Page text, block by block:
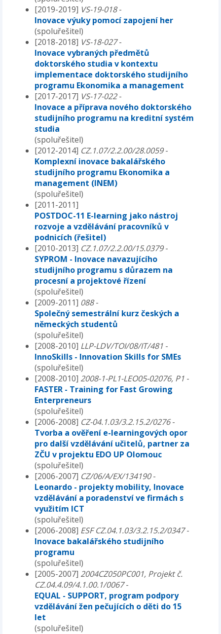
[2019-2019] VS-19-018-
Inovace výuky pomocí zapojení her
(spoluřešitel)
[2018-2018] VS-18-027-
Inovace vybraných předmětů
doktorského studia v kontextu
implementace doktorského studijního
programu Ekonomika a management
[2017-2017] VS-17-022-
Inovace a příprava nového doktorského
studijního programu na kreditní systém
studia
(spoluřešitel)
[2012-2014] CZ.1.07/2.2.00/28.0059-
Komplexní inovace bakalářského
studijního programu Ekonomika a
management (INEM)
(spoluřešitel)
[2011-2011]
POSTDOC-11 E-learning jako nástroj
rozvoje a vzdělávání pracovníků v
podnicích (řešitel)
[2010-2013] CZ.1.07/2.2.00/15.0379-
SYPROM - Inovace navazujícího
studijního programu s důrazem na
procesní a projektové řízení
(spoluřešitel)
[2009-2011] 088-
Společný semestrální kurz českých a
německých studentů
(spoluřešitel)
[2008-2010] LLP-LDV/TOI/08/IT/481 -
InnoSkills - Innovation Skills for SMEs
(spoluřešitel)
[2008-2010] 2008-1-PL1-LEO05-02076, P1 -
FASTER - Training for Fast Growing
Enterpreneurs
(spoluřešitel)
[2006-2008] CZ-04.1.03/3.2.15.2/0276-
Tvorba a ověření e-learningových opor
pro další vzdělávání učitelů, partner za
ZČU v projektu EDO UP Olomouc
(spoluřešitel)
[2006-2007] CZ/06/A/EX/134190-
Leonardo - projekty mobility, Inovace
vzdělávání a poradenství ve firmách s
využitím ICT
(spoluřešitel)
[2006-2008] ESF CZ.04.1.03/3.2.15.2/0347-
Inovace bakalářského studijního
programu
(spoluřešitel)
[2005-2007] 2004CZ050PC001, Projekt č.
CZ.04.4.09/4.1.00.1/0067-
EQUAL - SUPPORT, program podpory
vzdělávání žen pečujících o děti do 15
let
(spoluřešitel)